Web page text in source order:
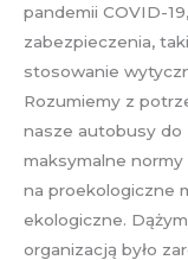
pandemii COVID-
zabezpieczenia,
stosowanie
Rozumiemy z
nasze autobusy do
maksymalne
na proekologiczne
ekologiczne.
organizacją było